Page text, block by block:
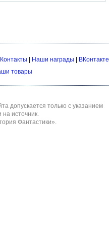
Контакты Наши награды
ВКонтакте
товары
допускается только с указанием
на источник.
Фантастики».